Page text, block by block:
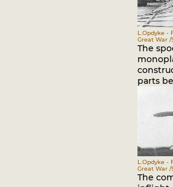
L.Opdyke -
Great War /
The
parts
L.Opdyke -
Great War /
The